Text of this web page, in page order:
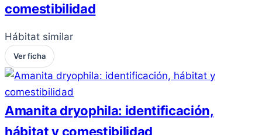
comestibilidad
Hábitat similar
Ver ficha
Amanita dryophila: identificación,
hábitat y comestibilidad